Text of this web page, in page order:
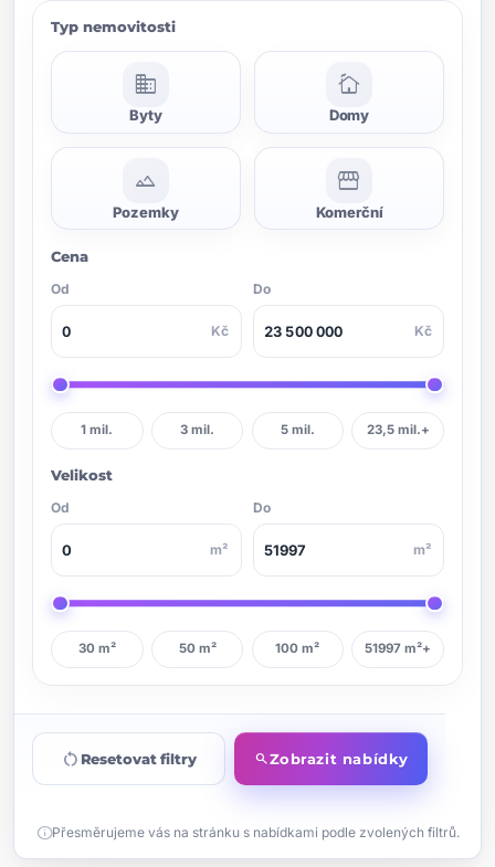
Typ nemovitosti
domain
Byty
cottage
Domy
landscape
Pozemky
storefront
Komerční
Cena
Od
Kč
Do
Kč
1 mil. 3 mil. 5 mil. 23,5 mil.+
Velikost
Od
m²
Do
m²
30 m² 50 m² 100 m² 51997 m²+
restart_alt Resetovat filtry searchZobrazit nabídky
infoPřesměrujeme vás na stránku s nabídkami podle zvolených filtrů.